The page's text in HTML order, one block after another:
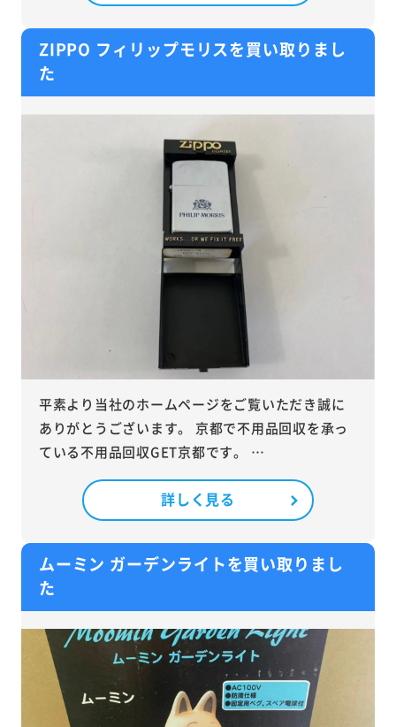
ZIPPO フィリップモリスを買い取りまし
た
平素より当社のホームページをご覧いただき誠に
ありがとうございます。 京都で不用品回収を承っ
ている不用品回収GET京都です。 …
詳しく見る
ムーミン ガーデンライトを買い取りまし
た